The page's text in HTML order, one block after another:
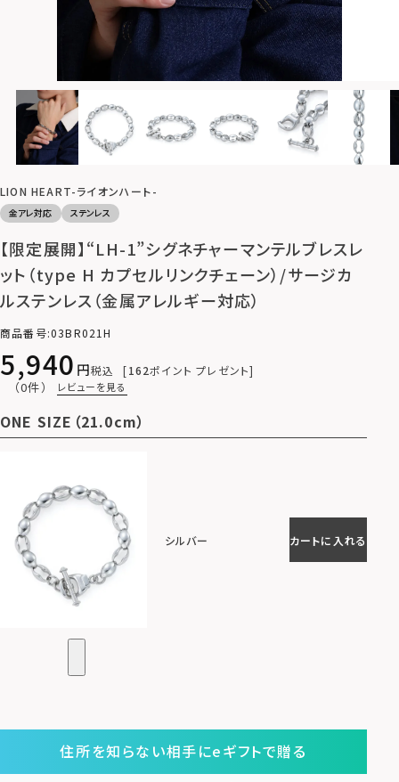
LION HEART-ライオンハート-
金アレ対応 ステンレス
【限定展開】“LH-1”シグネチャーマンテルブレスレ
ット（type H カプセルリンクチェーン）/サージカ
ルステンレス（金属アレルギー対応）
商品番号 03BR021H
5,940 税込 162ポイント プレゼント
（0件） レビューを見る
ONE SIZE（21.0cm）
シルバー カートに入れる
住所を知らない相手にeギフトで贈る